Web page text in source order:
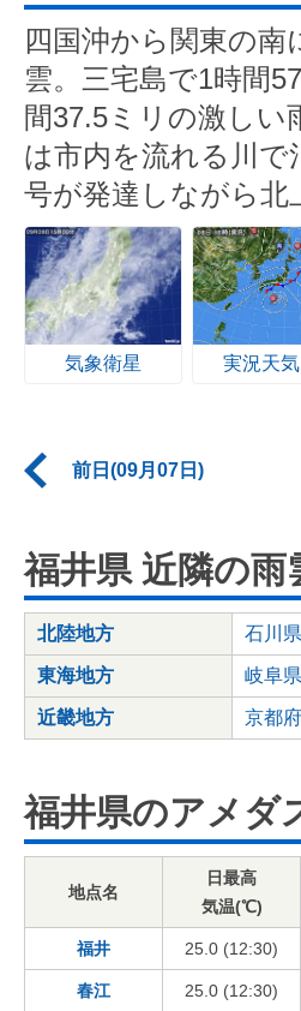
四国沖から関東の南
雲。三宅島で1時間
間37.5ミリの激しい
は市内を流れる川で
号が発達しながら北
気象衛星 実況天気
前日(09月07日)
福井県 近隣の雨
北陸地方 石川県
東海地方 岐阜県
近畿地方 京都府
福井県のアメダ
地点名
日最高
気温(℃)
福井 25.0 (12:30)
春江 25.0 (12:30)